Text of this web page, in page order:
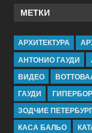
МЕТКИ
АРХИТЕКТУРА
АНТОНИО ГАУДИ
ВИДЕО
ГАУДИ
ЗОДЧИЕ
КАСА БАЛЬО